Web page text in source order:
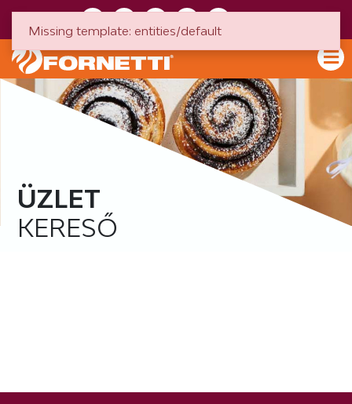
ÜZLET
KERESŐ
Missing template: entities/default